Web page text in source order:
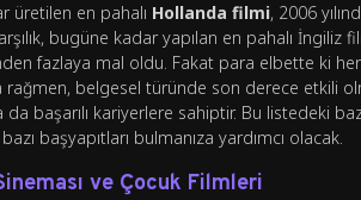
üretilen en pahalı Hollanda filmi, 2006
bugüne kadar yapılan en pahalı
fazlaya mal oldu. Fakat para elbette ki
rağmen, belgesel türünde son derece etkili
da başarılı kariyerlere sahiptir. Bu listedeki
başyapıtları bulmanıza yardımcı olacak.
ve Çocuk Filmleri